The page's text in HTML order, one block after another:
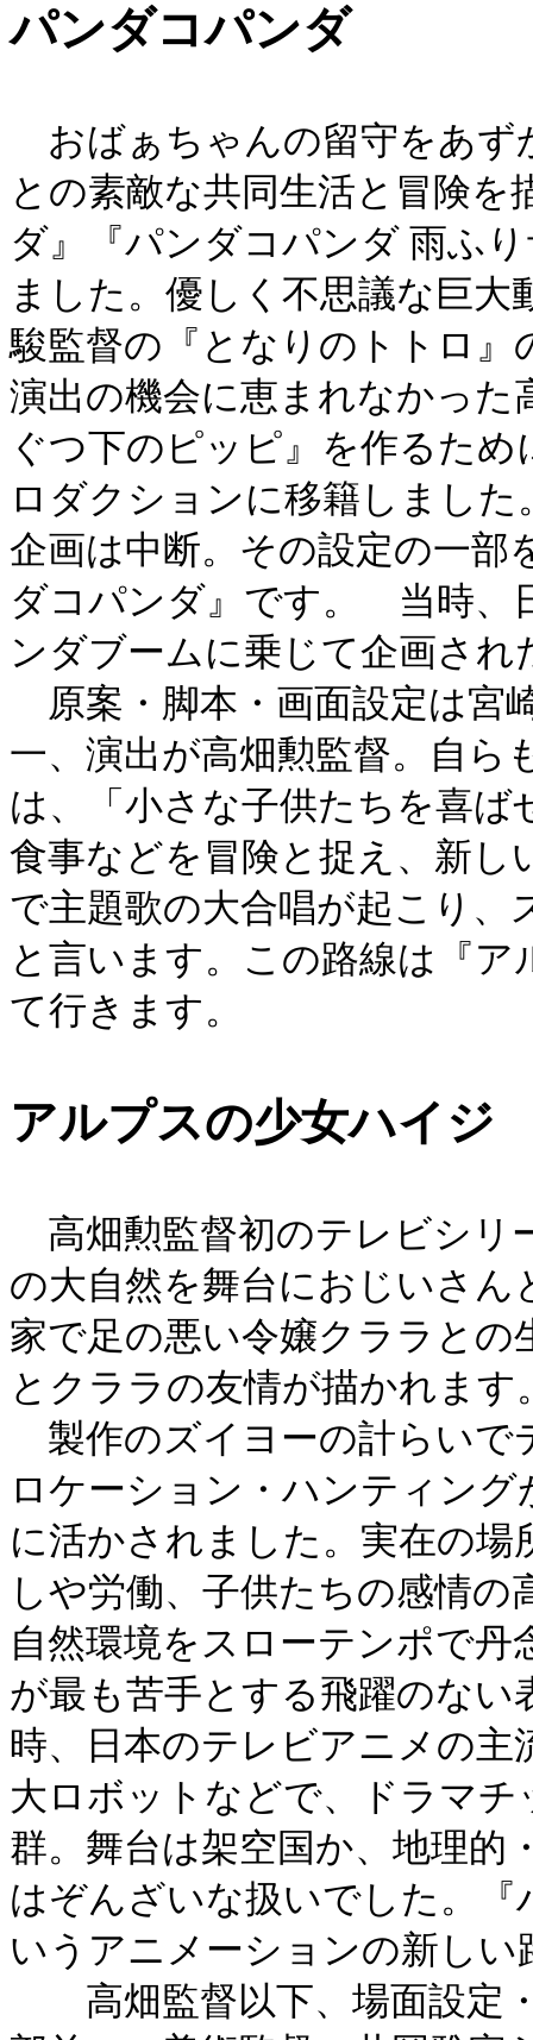
パンダコパンダ
おばぁちゃんの留守をあず
との素敵な共同生活と冒険
ダ』『パンダコパンダ 雨ふ
ました。優しく不思議な巨
駿監督の『となりのトトロ
演出の機会に恵まれなかった
ぐつ下のピッピ』を作るた
ロダクションに移籍しまし
企画は中断。その設定の一部
ダコパンダ』です。 当時、
ンダブームに乗じて企画され
原案・脚本・画面設定は宮
一、演出が高畑勲監督。自ら
は、「小さな子供たちを喜
食事などを冒険と捉え、新し
で主題歌の大合唱が起こり、
と言います。この路線は『
て行きます。
アルプスの少女ハイジ
高畑勲監督初のテレビシリ
の大自然を舞台におじいさ
家で足の悪い令嬢クララと
とクララの友情が描かれます
製作のズイヨーの計らいで
ロケーション・ハンティン
に活かされました。実在の
しや労働、子供たちの感情
自然環境をスローテンポで
が最も苦手とする飛躍のない
時、日本のテレビアニメの主
大ロボットなどで、ドラマ
群。舞台は架空国か、地理的
はぞんざいな扱いでした。
いうアニメーションの新し
高畑監督以下、場面設定・